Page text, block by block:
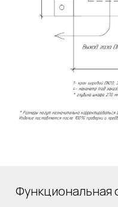
Функциональная